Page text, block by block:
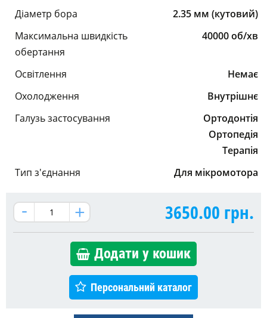
Діаметр бора
2.35 мм (кутовий)
Максимальна швидкість
обертання
40000 об/хв
Освітлення
Немає
Охолодження
Внутрішнє
Галузь застосування
Ортодонтія
Ортопедія
Терапія
Тип з'єднання
Для мікромотора
3650.00 грн.
Додати у кошик
Персональний каталог